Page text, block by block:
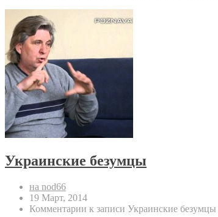
Украинские безумцы
на nod66
19 Март, 2014
Комментарии к записи Украинские безумцы